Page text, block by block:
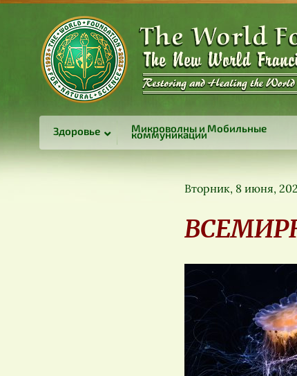
Здоровье Микроволны и Мобильные
коммуникации
Вторник, 8 июня,